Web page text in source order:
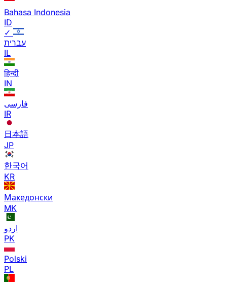
Bahasa Indonesia
ID
✓
עברית
IL
हिन्दी
IN
فارسی
IR
日本語
JP
한국어
KR
Македонски
MK
اردو
PK
Polski
PL